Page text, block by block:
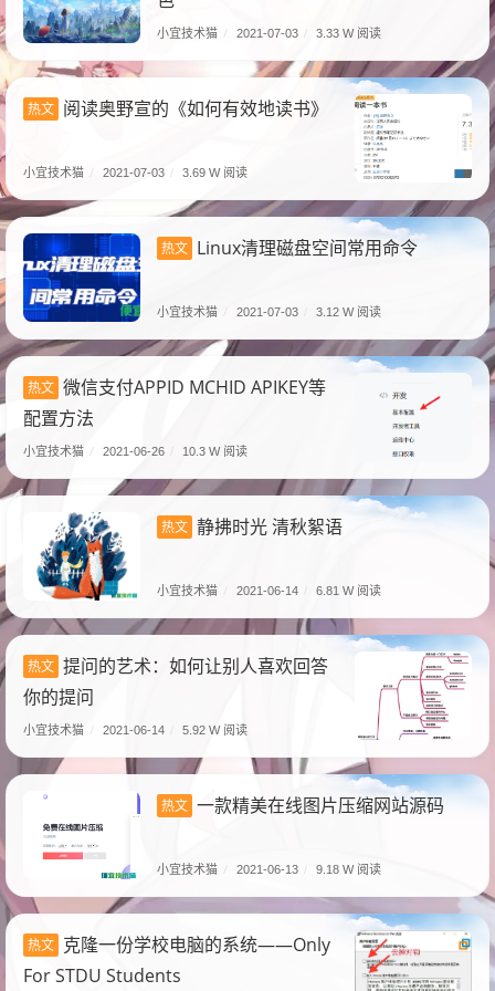
小宜技术猫 / 2021-07-03 / 3.33 W 阅读
热文 阅读奥野宣的《如何有效地读书》
小宜技术猫 / 2021-07-03 / 3.69 W 阅读
热文 Linux清理磁盘空间常用命令
小宜技术猫 2021-07-03 3.12 W 阅读
热文 微信支付APPID MCHID APIKEY等
配置方法
小宜技术猫 / 2021-06-26 10.3 W 阅读
热文 静拂时光 清秋絮语
小宜技术猫 2021-06-14 6.81 W 阅读
热文 提问的艺术：如何让别人喜欢回答
你的提问
小宜技术猫 / 2021-06-14 5.92 W 阅读
热文 一款精美在线图片压缩网站源码
小宜技术猫 / 2021-06-13 9.18 W 阅读
热文 克隆一份学校电脑的系统——Only
For STDU Students